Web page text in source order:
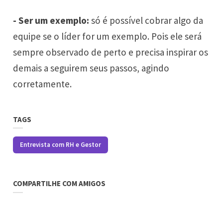
- Ser um exemplo: só é possível cobrar algo da
equipe se o líder for um exemplo. Pois ele será
sempre observado de perto e precisa inspirar os
demais a seguirem seus passos, agindo
corretamente.
TAGS
Entrevista com RH e Gestor
COMPARTILHE COM AMIGOS